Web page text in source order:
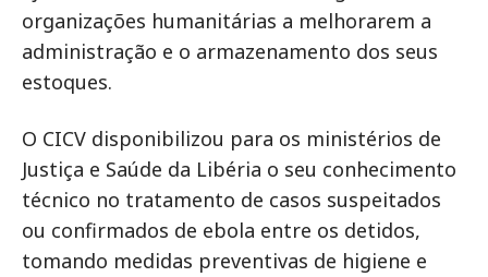
organizações humanitárias a melhorarem a
administração e o armazenamento dos seus
estoques.
O CICV disponibilizou para os ministérios de
Justiça e Saúde da Libéria o seu conhecimento
técnico no tratamento de casos suspeitados
ou confirmados de ebola entre os detidos,
tomando medidas preventivas de higiene e